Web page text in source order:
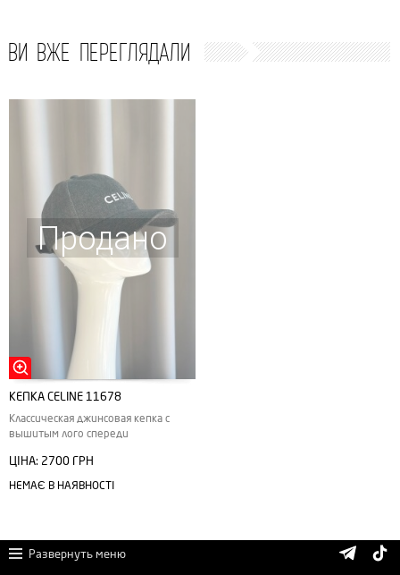
ВИ ВЖЕ ПЕРЕГЛЯДАЛИ
Продано
КЕПКА CELINE 11678
Классическая джинсовая кепка с
вышитым лого спереди
ЦІНА: 2700 ГРН
НЕМАЄ В НАЯВНОСТІ
Развернуть меню